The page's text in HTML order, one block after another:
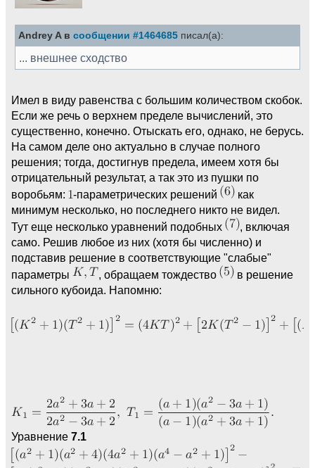
Andrey A в сообщении #1464685 писал(а):
... внешнее сходство
Имел в виду равенства с большим количеством скобок.
Если же речь о верхнем пределе вычислений, это
существенно, конечно. Отыскать его, однако, не берусь.
На самом деле оно актуально в случае полного
решения; тогда, достигнув предела, имеем хотя бы
отрицательный результат, а так это из пушки по
воробьям:
-параметрических решений
как
минимум несколько, но последнего никто не видел.
Тут еще несколько уравнений подобных
, включая
само. Решив любое из них (хотя бы численно) и
подставив решение в соответствующие "слабые"
параметры
, обращаем тождество
в решение
сильного кубоида. Напомню:
Уравнение 7.1